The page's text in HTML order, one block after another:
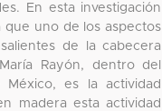
En esta investigación
que uno de los aspectos
de la cabecera
Rayón, dentro del
México, es la actividad
madera esta actividad